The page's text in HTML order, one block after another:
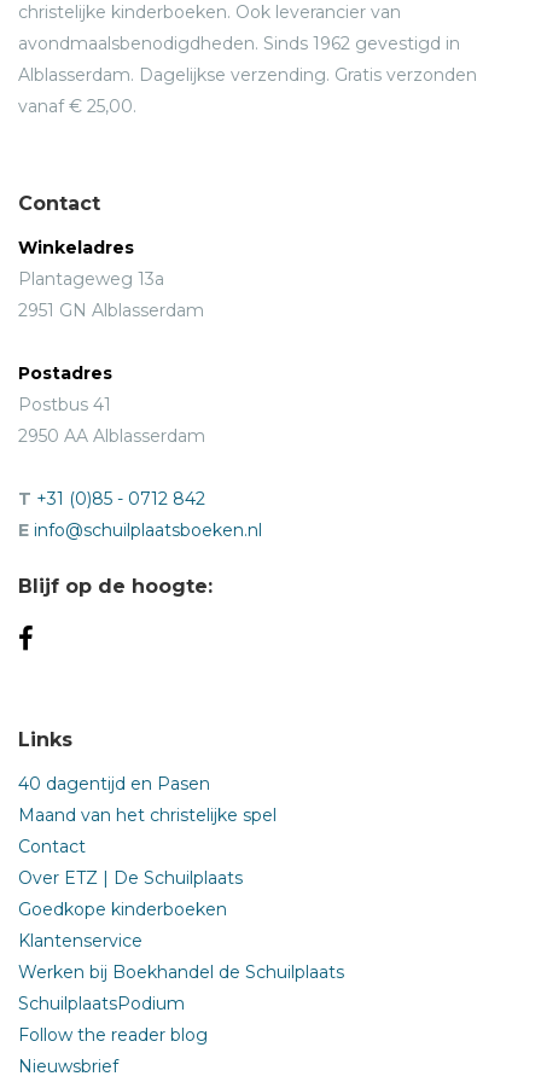
IV Brief 28 van Petrus Venerabilis
V Een moeilijke bevalling
VI Twee uitgaven
VII Vorm en literair genre
Tekst Apologie
Een ernstig verwijt
Dubbel goddeloos
Lof voor Cluny
Kleurige gewaden
Samen een geheel
Eenheid in verscheidenheid
Tegen bepaalde cisterciënzers
Balk en splinter
Kleding, eten, handwerk
Kritiek uit liefde
Mateloze luxe
Het goede erbarmen
Verkeerde praktijk, diverse motieven
Vroeger en nu
Lekker eten
Lekker drinken
Fijn ziek zijn
Uiterlijke schijn
Fijne kleren
Symbool van nederigheid of hoogmoed
christelijke kinderboeken. Ook leverancier van
avondmaalsbenodigdheden. Sinds 1962 gevestigd in
Alblasserdam. Dagelijkse verzending. Gratis verzonden
vanaf € 25,00.
Contact
Winkeladres
Plantageweg 13a
2951 GN Alblasserdam
Postadres
Postbus 41
2950 AA Alblasserdam
T +31 (0)85 - 0712 842
E info@schuilplaatsboeken.nl
Blijf op de hoogte:
Links
40 dagentijd en Pasen
Maand van het christelijke spel
Contact
Over ETZ | De Schuilplaats
Goedkope kinderboeken
Klantenservice
Werken bij Boekhandel de Schuilplaats
SchuilplaatsPodium
Follow the reader blog
Nieuwsbrief